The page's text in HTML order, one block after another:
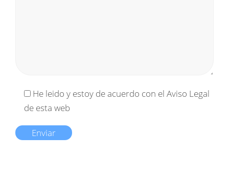
He leido y estoy de acuerdo con el Aviso Legal
de esta web